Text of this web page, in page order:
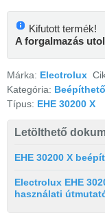
Kifutott termék!
A forgalmazás
Márka: Electrolux
Kategória:
Típus: EHE 30200 X
Letölthető
EHE 30200 X
Electrolux EHE
használati